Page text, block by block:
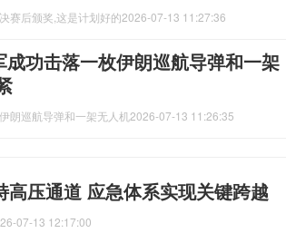
赛后颁奖,这是计划好的2026-07-13 11:27:36
功击落一枚伊朗巡航导弹和一架
朗巡航导弹和一架无人机 2026-07-13 11:26:35
高压通道 应急体系实现关键跨越
07-13 12:17:00